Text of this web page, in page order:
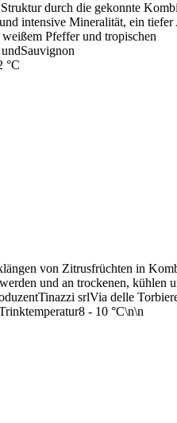
durch die gekonnte
intensive Mineralität, ein
Pfeffer und tropischen
°C
von Zitrusfrüchten in
und an trockenen, kühlen
srlVia delle
- 10 °C\n\n